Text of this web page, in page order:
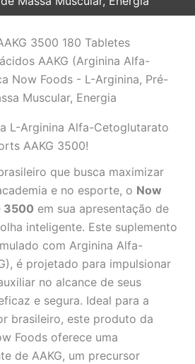
3500 180 Tabletes
AAKG (Arginina Alfa-
Now Foods - L-Arginina, Pré-
Muscular, Energia
L-Arginina Alfa-Cetoglutarato
AAKG 3500!
que busca maximizar
e no esporte, o Now
3500 em sua apresentação de
inteligente. Este suplemento
com Arginina Alfa-
é projetado para impulsionar
no alcance de seus
e segura. Ideal para a
brasileiro, este produto da
Foods oferece uma
de AAKG, um precursor